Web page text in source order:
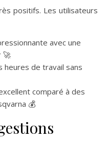
positifs. Les utilisateurs
avec une
🚀
heures de travail sans
comparé à des
💰